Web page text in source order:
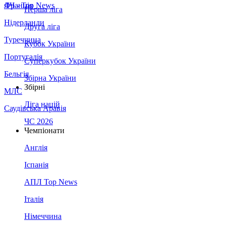
Франція
Нідерланди
Туреччина
Португалія
Бельгія
МЛС
Саудівська Аравія
ЛЧ - Top News
Перша ліга
Друга ліга
Кубок України
Суперкубок України
Збірна України
Збірні
Ліга націй
ЧС 2026
Чемпіонати
Англія
Іспанія
АПЛ Top News
Італія
Німеччина